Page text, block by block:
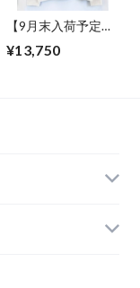
【9月末入荷予定】
Sewn Off White
¥13,750